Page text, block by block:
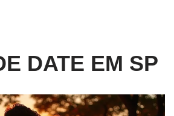
DATE EM SP